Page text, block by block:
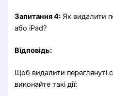
Запитання 4: Як видалити
або iPad?
Відповідь:
Щоб видалити переглянуті
виконайте такі дії: